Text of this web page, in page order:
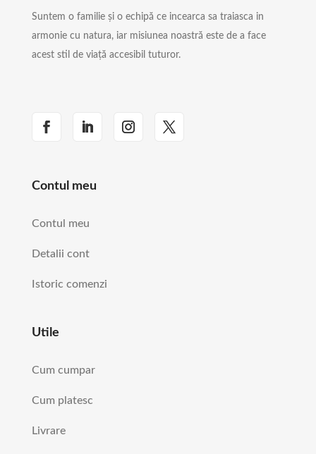
Suntem o familie și o echipă ce incearca sa traiasca in
armonie cu natura, iar misiunea noastră este de a face
acest stil de viață accesibil tuturor.
Contul meu
Contul meu
Detalii cont
Istoric comenzi
Utile
Cum cumpar
Cum platesc
Livrare